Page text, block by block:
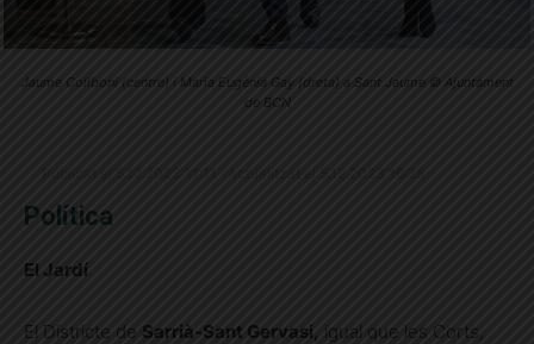
Jaume Collboni (centre) i Maria Eugènia Gay (dreta) a Sant Jaume © Ajuntament
de BCN
Política
El Jardí
El Districte de Sarrià-Sant Gervasi, igual que les Corts,